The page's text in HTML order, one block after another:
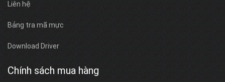
Liên hệ
Bảng tra mã mực
Download Driver
Chính sách mua hàng